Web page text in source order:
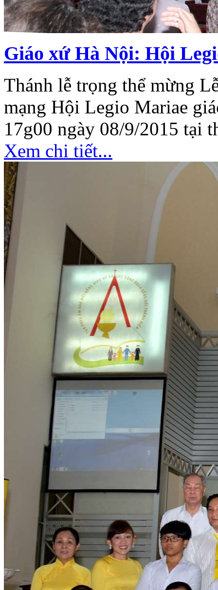
Giáo xứ Hà Nội: Hội
Thánh lễ trọng thể mừng
mạng Hội Legio Mariae
17g00 ngày 08/9/2015 tại
Xem chi tiết...